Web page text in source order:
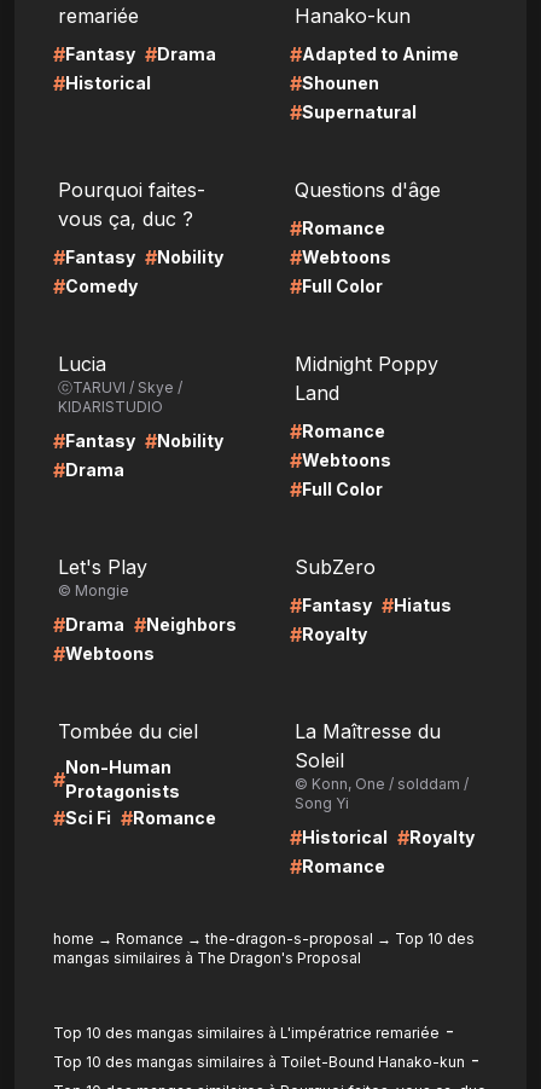
remariée
#Fantasy #Drama
#Historical
Hanako-kun
#Adapted to Anime
#Shounen
#Supernatural
Pourquoi faites-
vous ça, duc ?
#Fantasy #Nobility
#Comedy
Questions d'âge
#Romance
#Webtoons
#Full Color
Lucia
ⓒTARUVI / Skye /
KIDARISTUDIO
#Fantasy #Nobility
#Drama
Midnight Poppy
Land
#Romance
#Webtoons
#Full Color
Let's Play
© Mongie
#Drama #Neighbors
#Webtoons
SubZero
#Fantasy #Hiatus
#Royalty
Tombée du ciel
#
Non-Human
Protagonists
#Sci Fi #Romance
La Maîtresse du
Soleil
© Konn, One / solddam /
Song Yi
#Historical #Royalty
#Romance
home → Romance → the-dragon-s-proposal → Top 10 des
mangas similaires à The Dragon's Proposal
Top 10 des mangas similaires à L'impératrice remariée -
Top 10 des mangas similaires à Toilet-Bound Hanako-kun -